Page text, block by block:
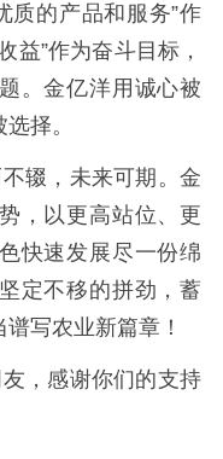
质的产品和服务”作
益”作为奋斗目标，
。金亿洋用诚心被
择。
辍，未来可期。金
，以更高站位、更
快速发展尽一份绵
定不移的拼劲，蓄
写农业新篇章！
，感谢你们的支持